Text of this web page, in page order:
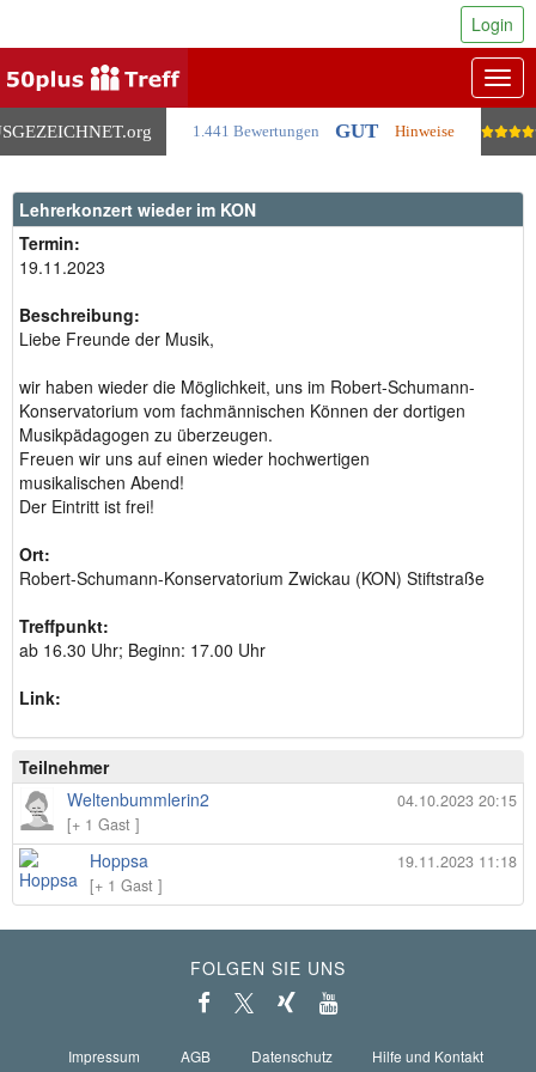
.org 1.441 Bewertungen GUT Hinweise
Login
Lehrerkonzert wieder im KON
Termin:
19.11.2023
Beschreibung:
Liebe Freunde der Musik,
wir haben wieder die Möglichkeit, uns im Robert-Schumann-
Konservatorium vom fachmännischen Können der dortigen
Musikpädagogen zu überzeugen.
Freuen wir uns auf einen wieder hochwertigen
musikalischen Abend!
Der Eintritt ist frei!
Ort:
Robert-Schumann-Konservatorium Zwickau (KON) Stiftstraße
Treffpunkt:
ab 16.30 Uhr; Beginn: 17.00 Uhr
Link:
Teilnehmer
04.10.2023 20:15
Weltenbummlerin2
[+ 1 Gast ]
19.11.2023 11:18
Hoppsa
[+ 1 Gast ]
FOLGEN SIE UNS
Impressum AGB Datenschutz Hilfe und Kontakt